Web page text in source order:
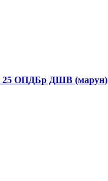
25 ОПДБр ДШВ (марун)